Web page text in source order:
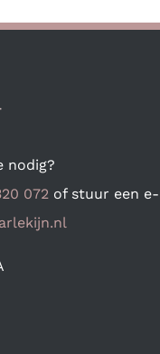
nodig?
072of stuur een